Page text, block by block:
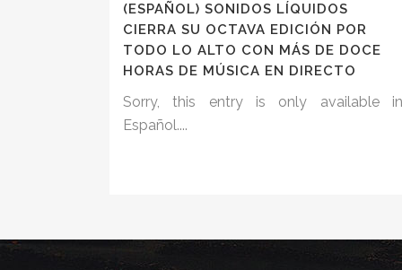
(ESPAÑOL) SONIDOS LÍQUIDOS
CIERRA SU OCTAVA EDICIÓN POR
TODO LO ALTO CON MÁS DE DOCE
HORAS DE MÚSICA EN DIRECTO
Sorry, this entry is only available
Español....